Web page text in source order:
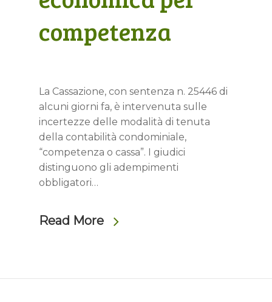
competenza
La Cassazione, con sentenza n. 25446 di
alcuni giorni fa, è intervenuta sulle
incertezze delle modalità di tenuta
della contabilità condominiale,
“competenza o cassa”. I giudici
distinguono gli adempimenti
obbligatori…
Read More